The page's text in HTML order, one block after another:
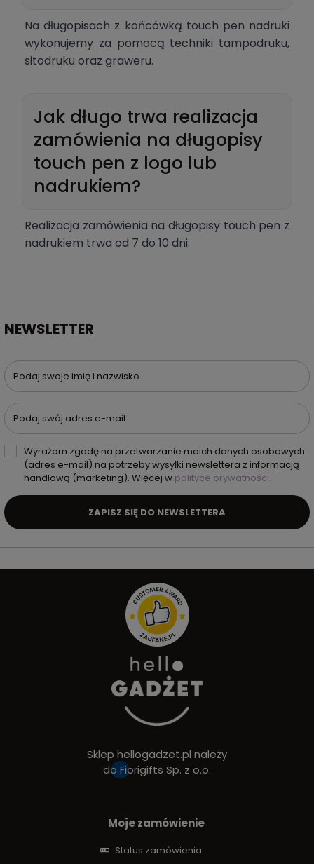
Na długopisach z końcówką touch pen nadruki
wykonujemy za pomocą techniki tampodruku,
sitodruku oraz graweru.
Jak długo trwa realizacja
zamówienia na długopisy
touch pen z logo lub
nadrukiem?
Realizacja zamówienia na długopisy touch pen z
nadrukiem trwa od 7 do 10 dni.
NEWSLETTER
Podaj swoje imię i nazwisko
Podaj swój adres e-mail
Wyrażam zgodę na przetwarzanie moich danych osobowych
(adres e-mail) na potrzeby wysyłki newslettera z informacją
handlową (marketing). Więcej w polityce prywatności.
ZAPISZ SIĘ DO NEWSLETTERA
Sklep hellogadzet.pl należy
do Fiorigifts Sp. z o.o.
Moje zamówienie
Status zamówienia